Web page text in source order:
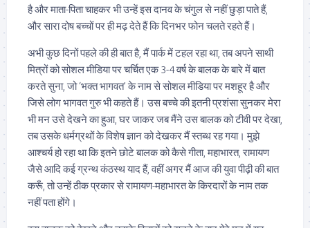
है और माता-पिता चाहकर भी उन्हें इस दानव के चंगुल से नहीं छुड़ा पाते हैं,
और सारा दोष बच्चों पर ही मढ़ देते हैं कि दिनभर फोन चलते रहते हैं।
अभी कुछ दिनों पहले की ही बात है, मैं पार्क में टहल रहा था, तब अपने साथी
मित्रों को सोशल मीडिया पर चर्चित एक 3-4 वर्ष के बालक के बारे में बात
करते सुना, जो ‘भक्त भागवत’ के नाम से सोशल मीडिया पर मशहूर है और
जिसे लोग भागवत गुरु भी कहते हैं। उस बच्चे की इतनी प्रशंसा सुनकर मेरा
भी मन उसे देखने का हुआ, घर जाकर जब मैंने उस बालक को टीवी पर देखा,
तब उसके धर्मग्रथों के विशेष ज्ञान को देखकर मैं स्तब्ध रह गया। मुझे
आश्चर्य हो रहा था कि इतने छोटे बालक को कैसे गीता, महाभारत, रामायण
जैसे आदि कई ग्रन्थ कंठस्थ याद हैं, वहीं अगर मैं आज की युवा पीढ़ी की बात
करूँ, तो उन्हें ठीक प्रकार से रामायण-महाभारत के किरदारों के नाम तक
नहीं पता होंगे।